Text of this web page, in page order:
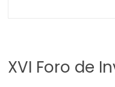
XVI Foro de